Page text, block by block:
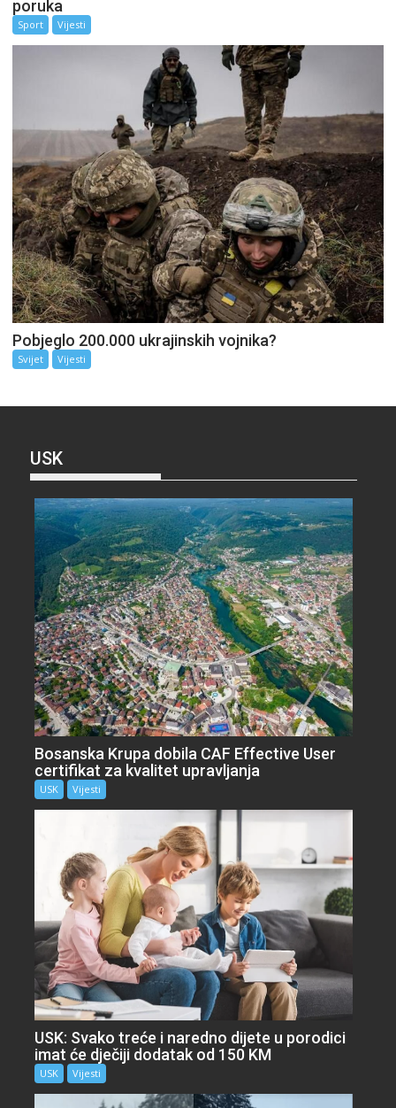
poruka
Sport Vijesti
Pobjeglo 200.000 ukrajinskih vojnika?
Svijet Vijesti
USK
Bosanska Krupa dobila CAF Effective User
certifikat za kvalitet upravljanja
USK Vijesti
USK: Svako treće i naredno dijete u porodici
imat će dječiji dodatak od 150 KM
USK Vijesti